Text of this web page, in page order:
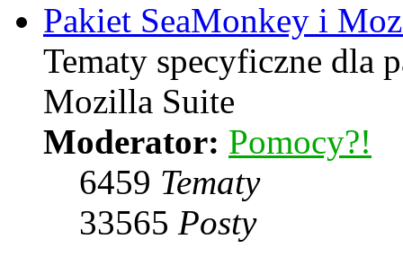
Pakiet SeaMonkey i
Tematy specyficzne dla
Mozilla Suite
Moderator: Pomocy?!
6459 Tematy
33565 Posty